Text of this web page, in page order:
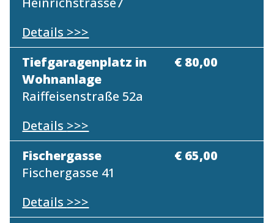
Details >>>
Tiefgaragenplatz in
Wohnanlage
Raiffeisenstraße 52a
Details >>>
€ 80,00
Fischergasse
Fischergasse 41
Details >>>
€ 65,00